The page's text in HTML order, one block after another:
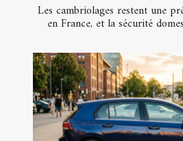
Les cambriolages restent une
en France, et la sécurité